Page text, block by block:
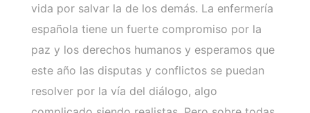
vida por salvar la de los demás. La enfermería
española tiene un fuerte compromiso por la
paz y los derechos humanos y esperamos que
este año las disputas y conflictos se puedan
resolver por la vía del diálogo, algo